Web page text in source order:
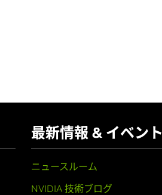
最新情報 & イベント
ニュースルーム
NVIDIA 技術ブログ